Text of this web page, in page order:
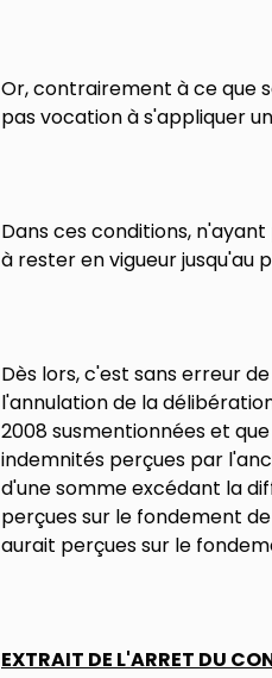
Or, contrairement à ce que
pas vocation à s'appliquer
Dans ces conditions,
à rester en vigueur jusqu'au
Dès lors, c'est sans erreur
l'annulation de la
2008 susmentionnées et
indemnités perçues par
d'une somme excédant la
perçues sur le fondement
aurait perçues sur le
EXTRAIT DE L'ARRET DU